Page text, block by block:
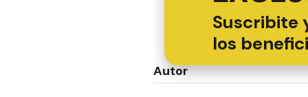
Suscribite
los
Autor